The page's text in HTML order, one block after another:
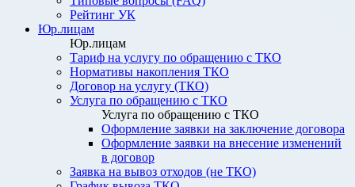
Рейтинг УК
Юр.лицам
Юр.лицам
Тариф на услугу по обращению с ТКО
Нормативы накопления ТКО
Договор на услугу (ТКО)
Услуга по обращению с ТКО
Услуга по обращению с ТКО
Оформление заявки на заключение договора
Оформление заявки на внесение изменений
в договор
Заявка на вывоз отходов (не ТКО)